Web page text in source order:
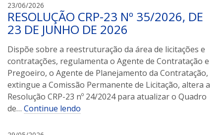
23/06/2026
a
i
s
a
m
a
r
a
l
RESOLUÇÃO CRP-23 Nº 35/2026, DE
23 DE JUNHO DE 2026
Dispõe sobre a reestruturação da área de licitações e
contratações, regulamenta o Agente de Contratação e
Pregoeiro, o Agente de Planejamento da Contratação,
extingue a Comissão Permanente de Licitação, altera a
Resolução CRP-23 nº 24/2024 para atualizar o Quadro
de… Continue lendo